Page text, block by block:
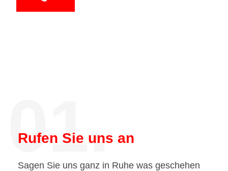
01.
Rufen Sie uns an
Sagen Sie uns ganz in Ruhe was geschehen